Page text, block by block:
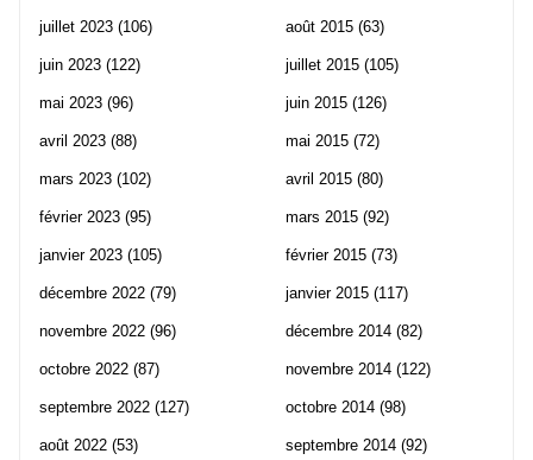
juillet 2023 (106)
juin 2023 (122)
mai 2023 (96)
avril 2023 (88)
mars 2023 (102)
février 2023 (95)
janvier 2023 (105)
décembre 2022 (79)
novembre 2022 (96)
octobre 2022 (87)
septembre 2022 (127)
août 2022 (53)
août 2015 (63)
juillet 2015 (105)
juin 2015 (126)
mai 2015 (72)
avril 2015 (80)
mars 2015 (92)
février 2015 (73)
janvier 2015 (117)
décembre 2014 (82)
novembre 2014 (122)
octobre 2014 (98)
septembre 2014 (92)